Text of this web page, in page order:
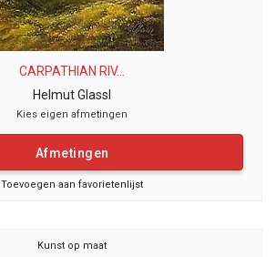
CARPATHIAN RIV...
Helmut Glassl
Kies eigen afmetingen
Afmetingen
Toevoegen aan favorietenlijst
Kunst op maat